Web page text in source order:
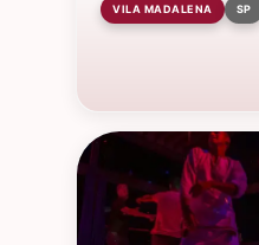
VILA MADALENA SP